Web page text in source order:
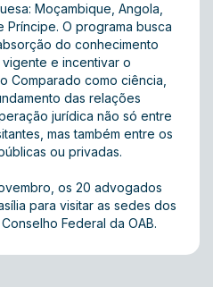
Moçambique, Angola,
Príncipe. O programa busca
do conhecimento
e incentivar o
Comparado como ciência,
das relações
jurídica não só entre
mas também entre os
ou privadas.
os 20 advogados
para visitar as sedes dos
Federal da OAB.